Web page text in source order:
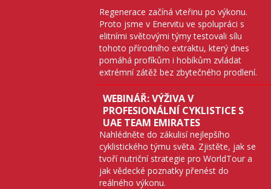
Regenerace začíná vteřinu po výkonu.
Proto jsme v Enervitu ve spolupráci s
elitními světovými týmy testovali sílu
tohoto přírodního extraktu, který dnes
pomáhá profíkům i hobíkům zvládat
extrémní zátěž bez zbytečného prodlení.
WEBINÁŘ: VÝŽIVA V
PROFESIONÁLNÍ CYKLISTICE S
UAE TEAM EMIRATES
Nahlédněte do zákulisí nejlepšího
cyklistického týmu světa. Zjistěte, jak se
tvoří nutriční strategie pro WorldTour a
jak vědecké poznatky přenést do
reálného výkonu.